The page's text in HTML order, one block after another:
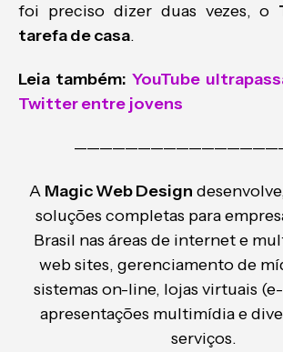
foi preciso dizer duas vezes, o
tarefa de casa.
Leia também: YouTube
Twitter entre jovens
A Magic Web Design
soluções completas para
Brasil nas áreas de internet e
web sites, gerenciamento de
sistemas on-line, lojas virtuais
apresentações multimídia e
serviços.